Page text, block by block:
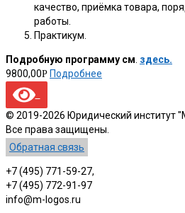
качество, приёмка товара,
работы.
Практикум.
Подробную программу см здесь.
9800,00Р Подробнее
© 2019-2026 Юридический институт
Все права защищены.
Обратная связь
+7 (495) 771-59-27,
+7 (495) 772-91-97
info@m-logos.ru